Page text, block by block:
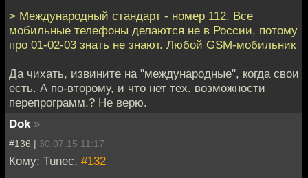
> Международный стандарт - номер 112. Все
мобильные телефоны делаются не в России, потому
про 01-02-03 знать не знают. Любой GSM-мобильник
Да чихать, извините на "международные", когда свои
есть. А по-второму, и что нет тех. возможности
перепрограмм.? Не верю.
Dok »
#136 | 30.07.15 11:17
Кому: Tunec, #132